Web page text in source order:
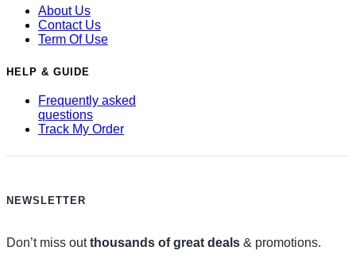
About Us
Contact Us
Term Of Use
HELP & GUIDE
Frequently asked
questions
Track My Order
NEWSLETTER
Don’t miss outthousands of great deals & promotions.